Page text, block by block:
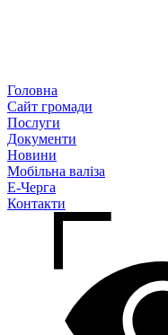
Головна
Сайт громади
Послуги
Документи
Новини
Мобільна валіза
Е-Черга
Контакти